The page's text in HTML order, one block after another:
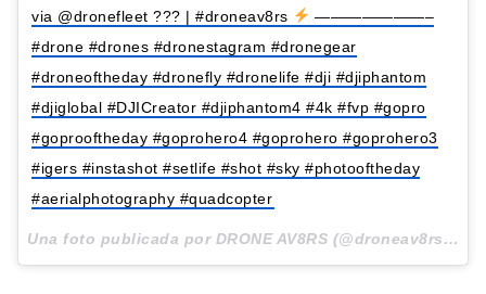
via @dronefleet ??? | #droneav8rs
———————–
#drone #drones #dronestagram #dronegear
#droneoftheday #dronefly #dronelife #dji #djiphantom
#djiglobal #DJICreator #djiphantom4 #4k #fvp #gopro
#goprooftheday #goprohero4 #goprohero #goprohero3
#igers #instashot #setlife #shot #sky #photooftheday
#aerialphotography #quadcopter
Una foto publicada por DRONE AV8RS (@droneav8rs) el